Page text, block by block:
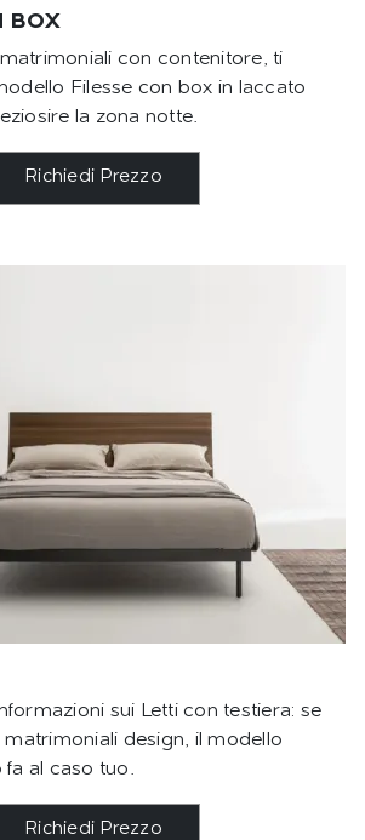
BOX
con contenitore, ti
Filesse con box in laccato
la zona notte.
Richiedi Prezzo
sui Letti con testiera: se
design, il modello
fa al caso tuo.
Richiedi Prezzo